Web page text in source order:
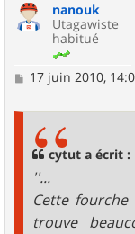
nanouk
Utagawiste
habitué
M17 juin 2010,
cytut a écrit :
''...
Cette
trouve